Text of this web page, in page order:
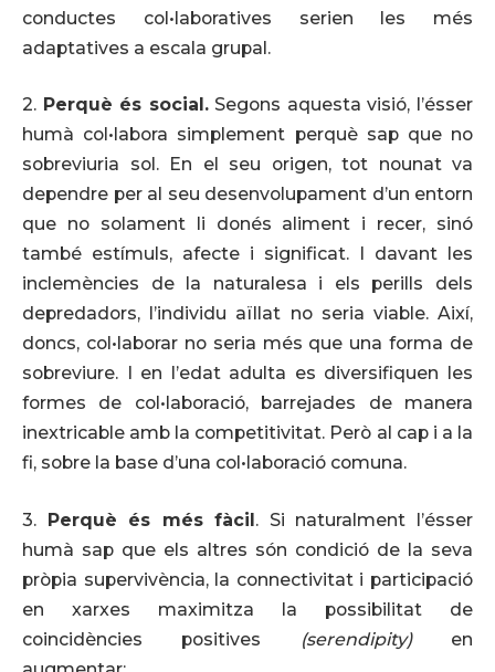
conductes col•laboratives serien les més
adaptatives a escala grupal.
2. Perquè és social.Segons aquesta visió, l’ésser
humà col•labora simplement perquè sap que no
sobreviuria sol. En el seu origen, tot nounat va
dependre per al seu desenvolupament d’un entorn
que no solament li donés aliment i recer, sinó
també estímuls, afecte i significat. I davant les
inclemències de la naturalesa i els perills dels
depredadors, l’individu aïllat no seria viable. Així,
doncs, col•laborar no seria més que una forma de
sobreviure. I en l’edat adulta es diversifiquen les
formes de col•laboració, barrejades de manera
inextricable amb la competitivitat. Però al cap i a la
fi, sobre la base d’una col•laboració comuna.
3. Perquè és més fàcil. Si naturalment l’ésser
humà sap que els altres són condició de la seva
pròpia supervivència, la connectivitat i participació
en xarxes maximitza la possibilitat de
coincidències positives
(serendipity)en